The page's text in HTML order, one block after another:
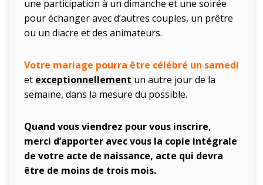
une participation à un dimanche et une soirée
pour échanger avec d’autres couples, un prêtre
ou un diacre et des animateurs.
Votre mariage pourra être célébré un samedi
et exceptionnellement un autre jour de la
semaine, dans la mesure du possible.
Quand vous viendrez pour vous inscrire,
merci d’apporter avec vous la copie intégrale
de votre acte de naissance, acte qui devra
être de moins de trois mois.